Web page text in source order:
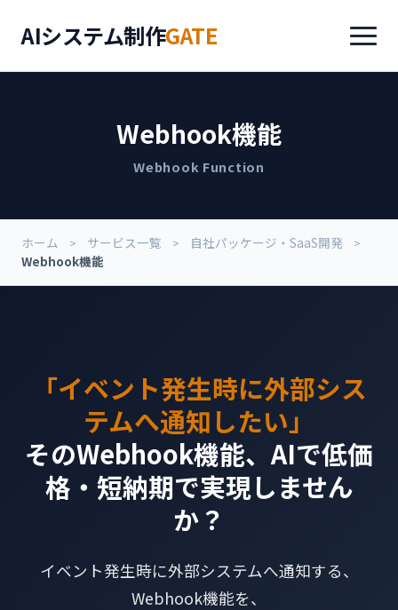
AIシステム制作GATE
Webhook機能
Webhook Function
ホーム サービス一覧
自社パッケージ・SaaS開発
Webhook機能
「イベント発生時に外部シス
テムへ通知したい」
そのWebhook機能、AIで低価
格・短納期で実現しません
か？
イベント発生時に外部システムへ通知する、
Webhook機能を、